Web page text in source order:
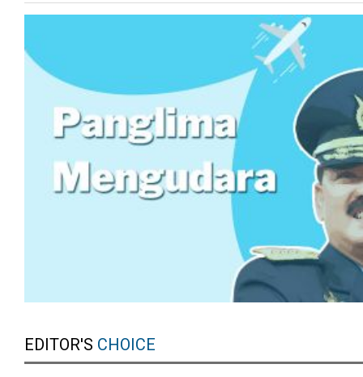
EDITOR'S CHOICE